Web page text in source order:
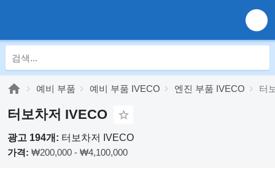
예비 부품 예비 부품 IVECO 엔진 부품 IVECO 터
터보차저 IVECO
광고 194개: 터보차저 IVECO
가격: ₩200,000 - ₩4,100,000